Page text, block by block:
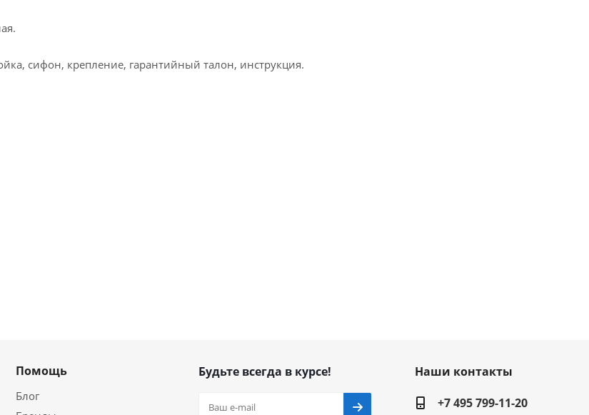
сифон, крепление, гарантийный талон, инструкция.
Помощь
Блог
Будьте всегда в курсе!
Наши контакты
+7 495 799-11-20